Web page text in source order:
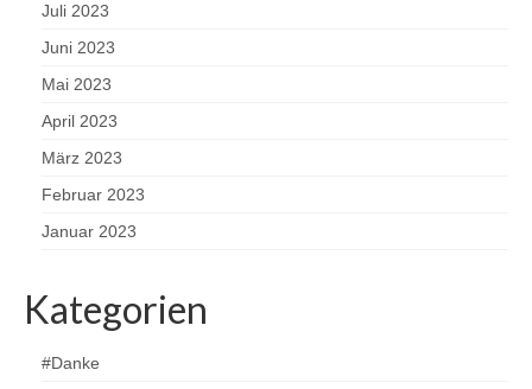
Juli 2023
Juni 2023
Mai 2023
April 2023
März 2023
Februar 2023
Januar 2023
Kategorien
#Danke